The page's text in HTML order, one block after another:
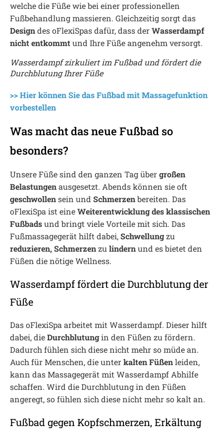
welche die Füße wie bei einer professionellen
Fußbehandlung massieren. Gleichzeitig sorgt das
Designdes oFlexiSpas dafür, dass derWasserdampf
nicht entkommtund Ihre Füße angenehm versorgt.
Wasserdampf zirkuliert im Fußbad und fördert die
Durchblutung Ihrer Füße
>> Hier können Sie das Fußbad mit Massagefunktion
vorbestellen
Was macht das neue Fußbad so
besonders?
Unsere Füße sind den ganzen Tag übergroßen
Belastungenausgesetzt. Abends können sie oft
geschwollensein und Schmerzenbereiten. Das
oFlexiSpa ist eineWeiterentwicklung des klassischen
Fußbadsund bringt viele Vorteile mit sich. Das
Fußmassagegerät hilft dabei,Schwellungzu
reduzieren, Schmerzenzu lindernund es bietet den
Füßen die nötige Wellness.
Wasserdampf fördert die Durchblutung der
Füße
Das oFlexiSpa arbeitet mit Wasserdampf. Dieser hilft
dabei, dieDurchblutungin den Füßen zu fördern.
Dadurch fühlen sich diese nicht mehr so müde an.
Auch für Menschen, die unterkalten Füßenleiden,
kann das Massagegerät mit Wasserdampf Abhilfe
schaffen. Wird die Durchblutung in den Füßen
angeregt, so fühlen sich diese nicht mehr so kalt an.
Fußbad gegen Kopfschmerzen, Erkältung